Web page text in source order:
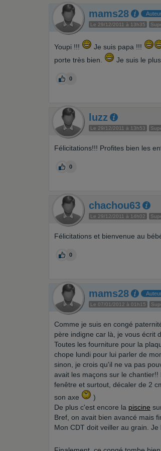
mams28
Le 29/12/2011 à 13h35
Youpi !!! Je suis papa !!!
porte très bien.
Je suis le
0
luzz
Le 29/12/2011 à 13h53
Félicitations!!! Profites bien les
0
chachou63
Le 29/12/2011 à 14h02
Félicitations et bienvenue au
0
mams28
Le 07/01/2012 à 01h15
Comme je suis en congé
père indigne car là, je vous écrit
Toutes les fourniture pour la
chope lundi pour lui parler de
sinon, je crois qu'il ne va pas
avait les maçons sur le
fenêtre et surtout, décaler de 2
son axe
)
De plus c'est encore la piscine
Bref, on avait bien avancé mais
Mon CDT doit veiller au grain.